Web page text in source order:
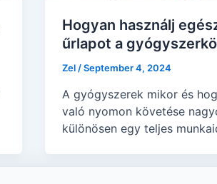
Hogyan használj
űrlapot a
Zel/September 4, 2024
A gyógyszerek mikor és
való nyomon követése
különösen egy teljes